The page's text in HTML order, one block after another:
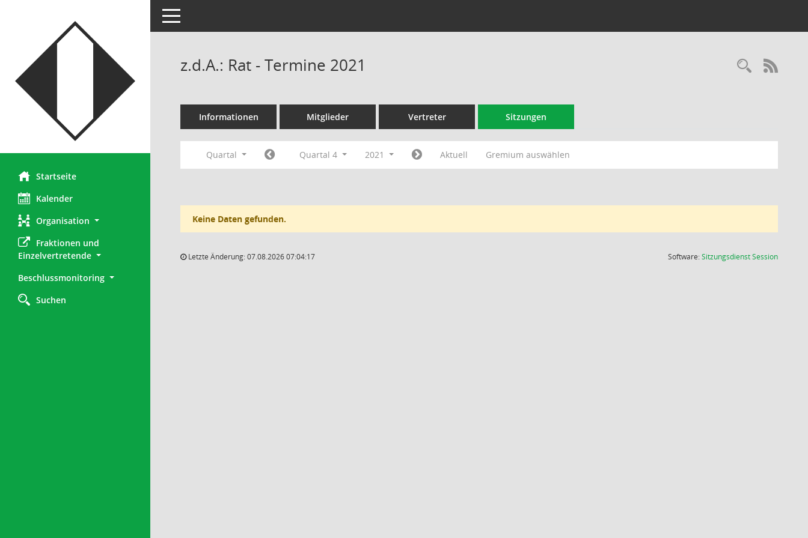
Startseite
Kalender
Organisation
Fraktionen und
Einzelvertretende
Beschlussmonitoring
Suchen
Toggle navigation
z.d.A.: Rat - Termine 2021
Informationen Mitglieder Vertreter Sitzungen
Quartal Quartal 4 2021 Aktuell Gremium auswählen
Keine Daten gefunden.
Letzte Änderung: 07.08.2026 07:04:17 Software:SitzungsdienstSession(Wird in